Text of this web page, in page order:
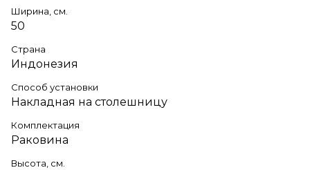
Ширина, см.
50
Страна
Индонезия
Способ установки
Накладная на столешницу
Комплектация
Раковина
Высота, см.